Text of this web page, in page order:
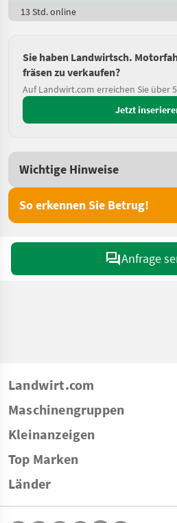
13 Std. online
Sie haben Landwirtsch.
fräsen zu verkaufen?
Auf Landwirt.com erreichen Sie über
Jetzt
Wichtige Hinweise
So erkennen Sie Betrug!
Anfrage
Landwirt.com
Maschinengruppen
Kleinanzeigen
Top Marken
Länder